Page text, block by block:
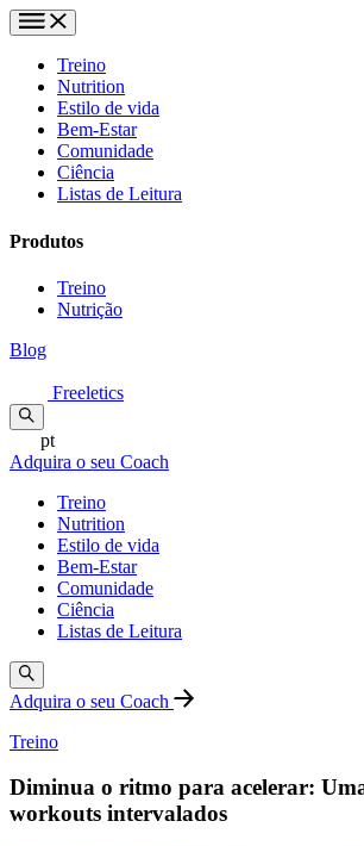
Treino
Nutrition
Estilo de vida
Bem-Estar
Comunidade
Ciência
Listas de Leitura
Produtos
Treino
Nutrição
Blog
Freeletics
pt
Adquira o seu Coach
Treino
Nutrition
Estilo de vida
Bem-Estar
Comunidade
Ciência
Listas de Leitura
Adquira o seu Coach
Treino
Diminua o ritmo para acelerar:
workouts intervalados